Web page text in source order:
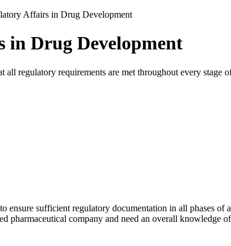
Affairs in Drug Development
Drug Development
regulatory requirements are met throughout every stage
sufficient regulatory documentation in all phases of
pharmaceutical company and need an overall knowledge